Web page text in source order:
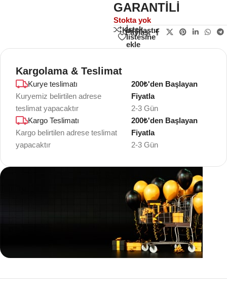
GARANTİLİ
Stokta yok
Karşılaştır
İstek
listesine
ekle
Paylaş:
Kargolama & Teslimat
Kurye teslimatı
Kuryemiz belirtilen adrese
teslimat yapacaktır
2-3 Gün
200₺'den Başlayan
Fiyatla
Kargo Teslimatı
Kargo belirtilen adrese teslimat
yapacaktır
2-3 Gün
200₺'den Başlayan
Fiyatla
Teklif